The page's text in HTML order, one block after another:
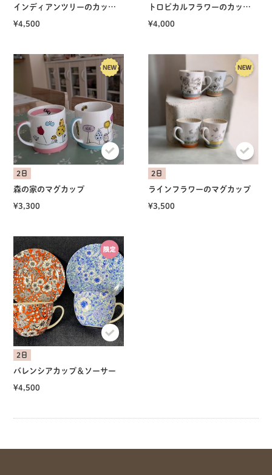
インディアンツリーのカップ&ソーサー
¥4,500
トロピカルフラワーのカップ＆ソーサー
¥4,000
2日
森の家のマグカップ
¥3,300
2日
ラインフラワーのマグカップ
¥3,500
2日
バレンシアカップ＆ソーサー
¥4,500